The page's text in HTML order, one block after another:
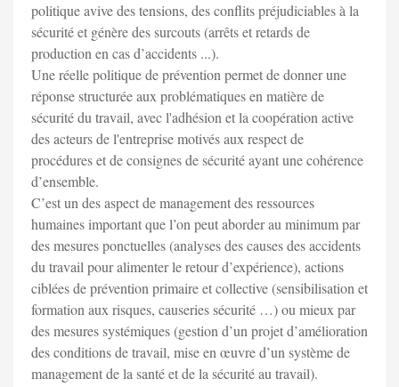
politique avive des tensions, des conflits préjudiciables à la
sécurité et génère des surcouts (arrêts et retards de
production en cas d’accidents ...).
Une réelle politique de prévention permet de donner une
réponse structurée aux problématiques en matière de
sécurité du travail, avec l'adhésion et la coopération active
des acteurs de l'entreprise motivés aux respect de
procédures et de consignes de sécurité ayant une cohérence
d’ensemble.
C’est un des aspect de management des ressources
humaines important que l’on peut aborder au minimum par
des mesures ponctuelles (analyses des causes des accidents
du travail pour alimenter le retour d’expérience), actions
ciblées de prévention primaire et collective (sensibilisation et
formation aux risques, causeries sécurité …) ou mieux par
des mesures systémiques (gestion d’un projet d’amélioration
des conditions de travail, mise en œuvre d’un système de
management de la santé et de la sécurité au travail).